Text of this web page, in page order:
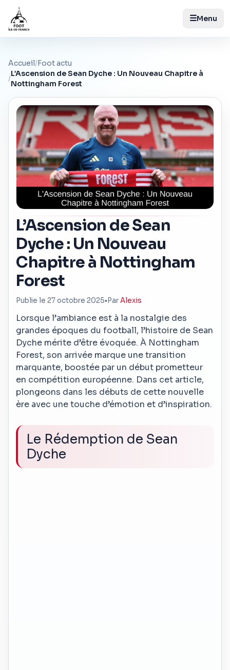
☰Menu
Accueil/Foot actu
/
L’Ascension de Sean Dyche : Un Nouveau Chapitre à
Nottingham Forest
L’Ascension de Sean
Dyche : Un Nouveau
Chapitre à Nottingham
Forest
Publie le 27 octobre 2025• ParAlexis
Lorsque l’ambiance est à la nostalgie des
grandes époques du football, l’histoire de Sean
Dyche mérite d’être évoquée. À Nottingham
Forest, son arrivée marque une transition
marquante, boostée par un début prometteur
en compétition européenne. Dans cet article,
plongeons dans les débuts de cette nouvelle
ère avec une touche d’émotion et d’inspiration.
Le Rédemption de Sean
Dyche